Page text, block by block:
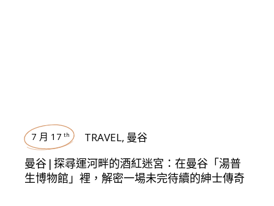
7 月 17 th TRAVEL, 曼谷
曼谷 | 探尋運河畔的酒紅迷宮：在曼谷「湯普
生博物館」裡，解密一場未完待續的紳士傳奇